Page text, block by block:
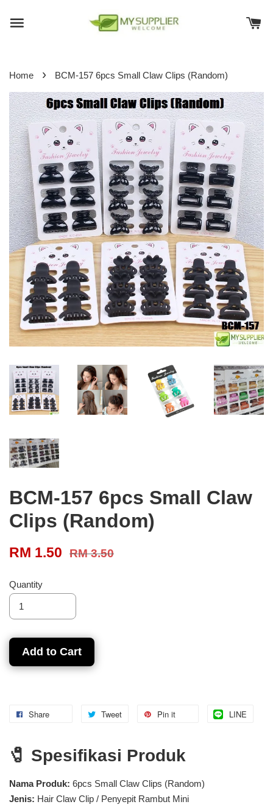
Home › BCM-157 6pcs Small Claw Clips (Random)
BCM-157 6pcs Small Claw
Clips (Random)
RM 1.50 RM 3.50
Quantity
Add to Cart
Share Tweet Pin it LINE
🧷 Spesifikasi Produk
Nama Produk: 6pcs Small Claw Clips (Random)
Jenis: Hair Claw Clip / Penyepit Rambut Mini